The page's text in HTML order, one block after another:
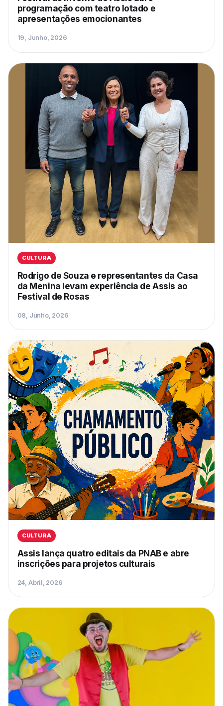
programação com teatro lotado e
apresentações emocionantes
19, Junho, 2026
CULTURA
Rodrigo de Souza e representantes da Casa
da Menina levam experiência de Assis ao
Festival de Rosas
08, Junho, 2026
CULTURA
Assis lança quatro editais da PNAB e abre
inscrições para projetos culturais
24, Abril, 2026